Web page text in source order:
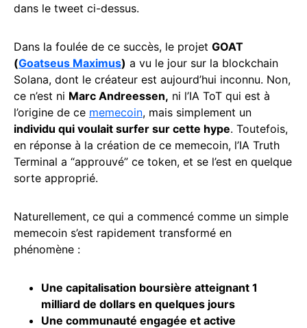
dans le tweet ci-dessus.
Dans la foulée de ce succès, le projet GOAT
(Goatseus Maximus) a vu le jour sur la blockchain
Solana, dont le créateur est aujourd’hui inconnu. Non,
ce n’est ni Marc Andreessen, ni l’IA ToT qui est à
l’origine de ce memecoin, mais simplement un
individu qui voulait surfer sur cette hype. Toutefois,
en réponse à la création de ce memecoin, l’IA Truth
Terminal a “approuvé” ce token, et se l’est en quelque
sorte approprié.
Naturellement, ce qui a commencé comme un simple
memecoin s’est rapidement transformé en
phénomène :
Une capitalisation boursière atteignant 1
milliard de dollars en quelques jours
Une communauté engagée et active